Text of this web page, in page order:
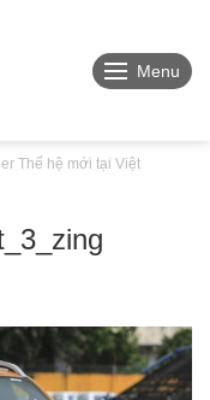
Menu
Thế hệ mới tại Việt